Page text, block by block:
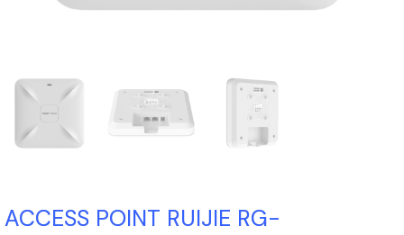
ACCESS POINT RUIJIE RG-